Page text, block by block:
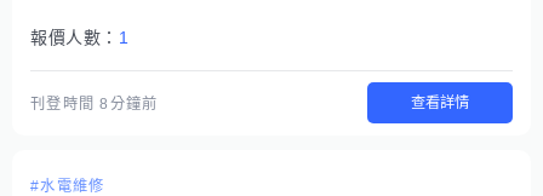
報價人數： 1
刊登時間8分鐘前 查看詳情
#水電維修